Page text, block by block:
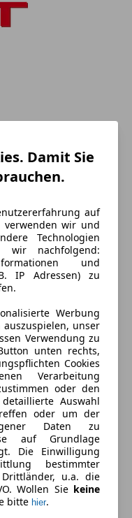
Damit Sie
auf
verwenden wir und
Technologien
wir nachfolgend:
und
IP Adressen) zu
Werbung
unser
Verwendung zu
unten rechts,
Cookies
Verarbeitung
oder den
Auswahl
oder um der
Daten zu
auf Grundlage
Die Einwilligung
bestimmter
u.a. die
Wollen Sie keine
bitte hier.